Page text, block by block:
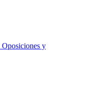
Oposiciones y